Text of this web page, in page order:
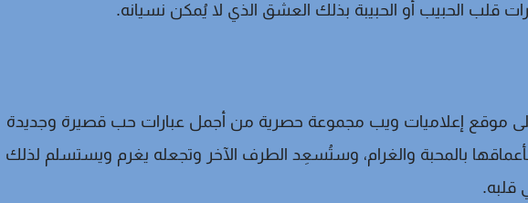
قلب الحبيب أو الحبيبة بذلك العشق الذي لا يُمكن نسيانه.
على موقع إعلاميات ويب مجموعة حصرية من أجمل عبارات حب قصيرة وجديدة
بالمحبة والغرام، وستُسعِد الطرف الآخر وتجعله يغرم ويستسلم لذلك
قلبه.